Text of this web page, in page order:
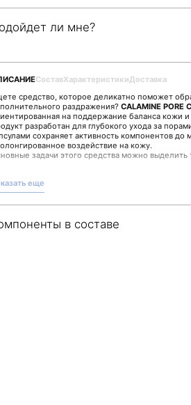
ли мне?
СоставХарактеристикиДоставка
средство, которое деликатно поможет
раздражения? CALAMINE PORE
на поддержание баланса кожи
разработан для глубокого ухода за
сохраняет активность компонентов
воздействие на кожу.
задачи этого средства можно выделить
обеспечивает деликатное воздействие на
помогает поддерживать чистоту кожи за
текстура и сертифицированное качество
утром и вечером. Нанесите
еще
в составе